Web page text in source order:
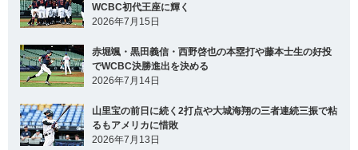
WCBC初代王座に輝く
2026年7月15日
赤堀颯・黒田義信・西野啓也の本塁打や藤本士生の好投
でWCBC決勝進出を決める
2026年7月14日
山里宝の前日に続く2打点や大城海翔の三者連続三振で粘
るもアメリカに惜敗
2026年7月13日